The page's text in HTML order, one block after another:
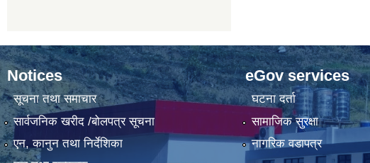
Notices
सूचना तथा समाचार
सार्वजनिक खरीद /बोलपत्र सूचना
एन, कानुन तथा निर्देशिका
eGov services
घटना दर्ता
सामाजिक सुरक्षा
नागरिक वडापत्र